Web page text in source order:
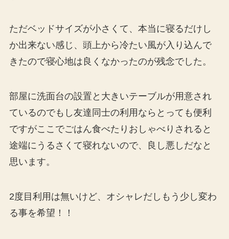
ただベッドサイズが小さくて、本当に寝るだけし
か出来ない感じ、頭上から冷たい風が入り込んで
きたので寝心地は良くなかったのが残念でした。
部屋に洗面台の設置と大きいテーブルが用意され
ているのでもし友達同士の利用ならとっても便利
ですがここでごはん食べたりおしゃべりされると
途端にうるさくて寝れないので、良し悪しだなと
思います。
2度目利用は無いけど、オシャレだしもう少し変わ
る事を希望！！